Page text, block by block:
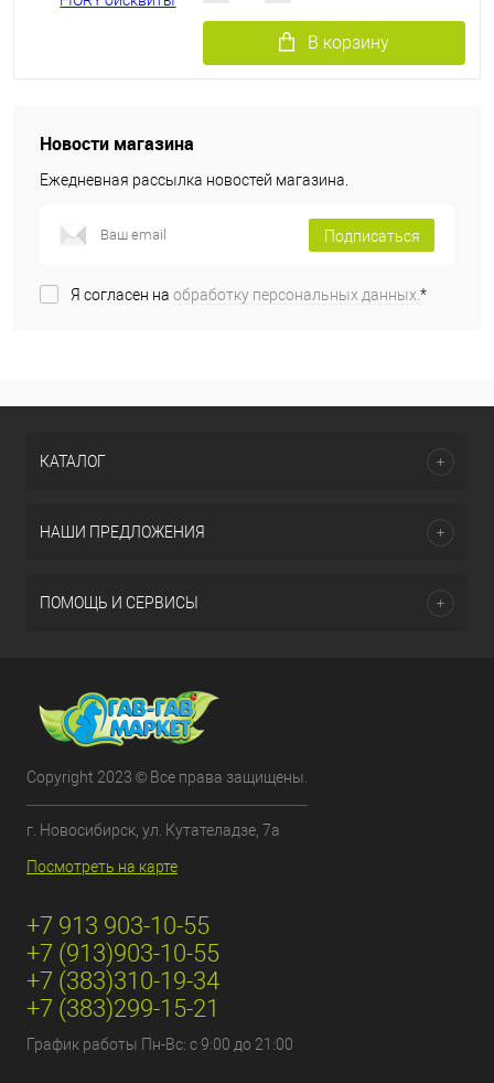
В корзину
Новости магазина
Ежедневная рассылка новостей магазина.
Подписаться
Я согласен на обработку персональных данных.*
КАТАЛОГ
НАШИ ПРЕДЛОЖЕНИЯ
ПОМОЩЬ И СЕРВИСЫ
Copyright 2023 © Все права защищены.
г. Новосибирск, ул. Кутателадзе, 7а
Посмотреть на карте
+7 913 903-10-55
+7 (913)903-10-55
+7 (383)310-19-34
+7 (383)299-15-21
График работы Пн-Вс: с 9:00 до 21:00